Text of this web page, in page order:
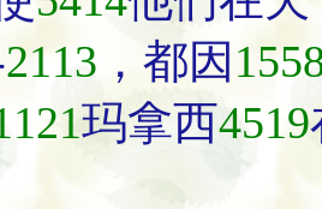
2113 ，都因
玛拿西4519